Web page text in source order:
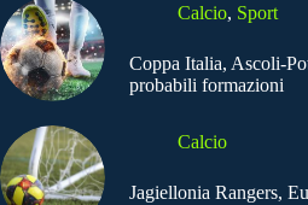
Calcio, Sport
Coppa Italia, Ascoli-
probabili formazioni
Calcio
Jagiellonia Rangers,